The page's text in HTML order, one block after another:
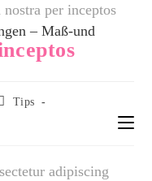
Tips
adipiscing